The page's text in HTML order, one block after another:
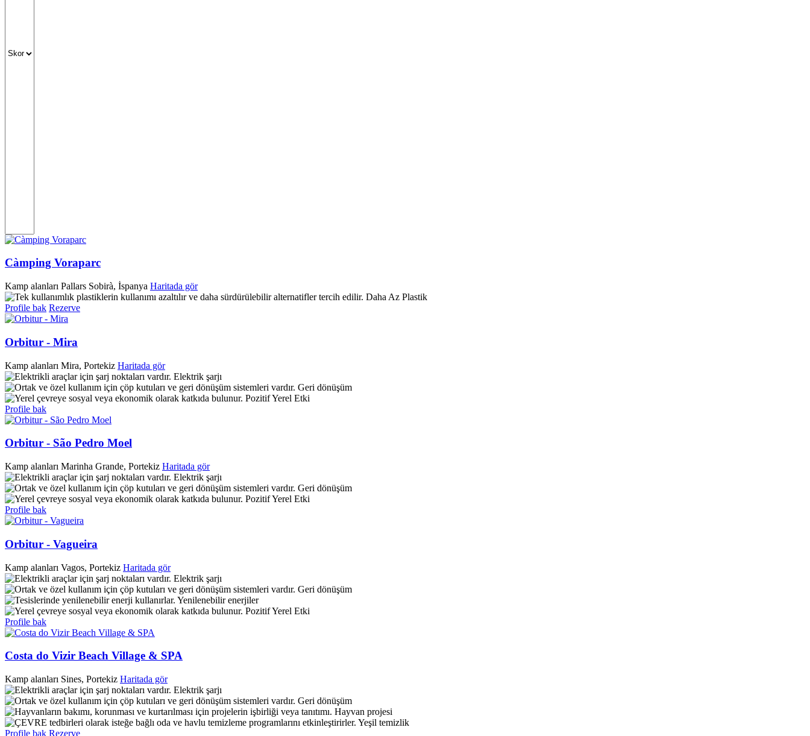
Càmping Voraparc
Kamp alanları Pallars Sobirà, İspanya Haritada gör
Daha Az Plastik
Profile bak Rezerve
Orbitur - Mira
Kamp alanları Mira, Portekiz Haritada gör
Elektrik şarjı
Geri dönüşüm
Pozitif Yerel Etki
Profile bak
Orbitur - São Pedro Moel
Kamp alanları Marinha Grande, Portekiz Haritada gör
Elektrik şarjı
Geri dönüşüm
Pozitif Yerel Etki
Profile bak
Orbitur - Vagueira
Kamp alanları Vagos, Portekiz Haritada gör
Elektrik şarjı
Geri dönüşüm
Yenilenebilir enerjiler
Pozitif Yerel Etki
Profile bak
Costa do Vizir Beach Village & SPA
Kamp alanları Sines, Portekiz Haritada gör
Elektrik şarjı
Geri dönüşüm
Hayvan projesi
Yeşil temizlik
Profile bak Rezerve